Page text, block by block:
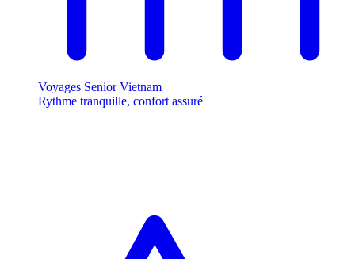
Voyages Senior Vietnam
Rythme tranquille, confort assuré